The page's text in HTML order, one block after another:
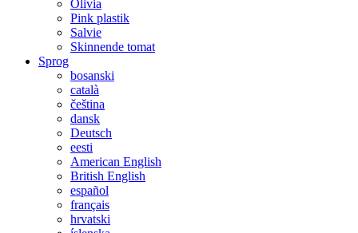
Olivia
Pink plastik
Salvie
Skinnende tomat
Sprog
bosanski
català
čeština
dansk
Deutsch
eesti
American English
British English
español
français
hrvatski